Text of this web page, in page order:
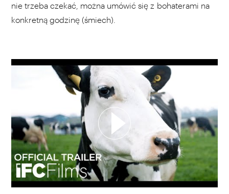
nie trzeba czekać, można umówić się z bohaterami na
konkretną godzinę (śmiech).
DODAJ TEN FILM DO PLAYLISTY